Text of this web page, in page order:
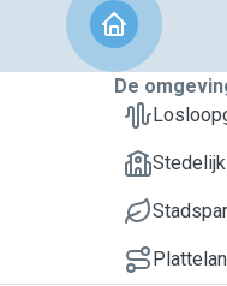
De
Stedelijk